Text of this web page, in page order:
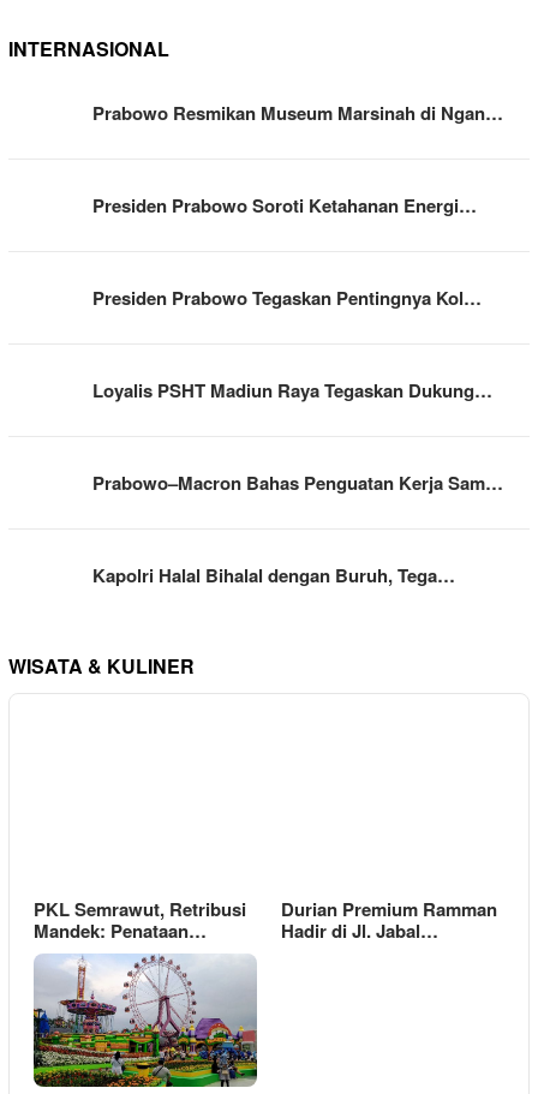
INTERNASIONAL
Prabowo Resmikan Museum Marsinah di Ngan…
Presiden Prabowo Soroti Ketahanan Energi…
Presiden Prabowo Tegaskan Pentingnya Kol…
Loyalis PSHT Madiun Raya Tegaskan Dukung…
Prabowo–Macron Bahas Penguatan Kerja Sam…
Kapolri Halal Bihalal dengan Buruh, Tega…
WISATA & KULINER
PKL Semrawut, Retribusi
Mandek: Penataan…
Durian Premium Ramman
Hadir di Jl. Jabal…